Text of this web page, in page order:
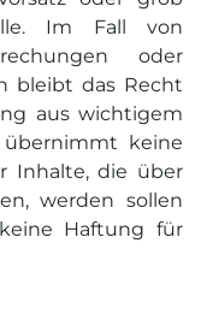
Im Fall von
oder
bleibt das Recht
aus wichtigem
übernimmt keine
Inhalte, die über
werden sollen
Haftung für